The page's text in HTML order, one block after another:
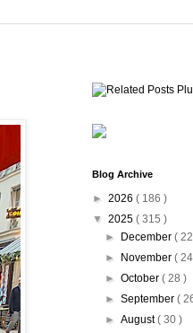
Blog Archive
► 2026 ( 186 )
▼ 2025 ( 315 )
►
December (
►
November (
► October ( 28 )
► September (
► August( 30 )